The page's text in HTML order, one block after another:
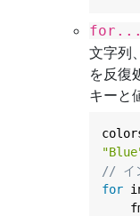
文字列
を反復
キーと
// イ
for